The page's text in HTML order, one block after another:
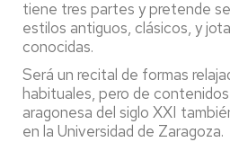
tiene tres partes y pretende
estilos antiguos, clásicos, y
conocidas.
Será un recital de formas
habituales, pero de
aragonesa del siglo XXI
en la Universidad de Zaragoza.